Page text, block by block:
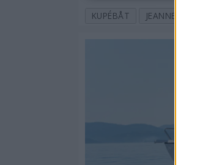
KUPÉBÅT JEANNEAU NC 37